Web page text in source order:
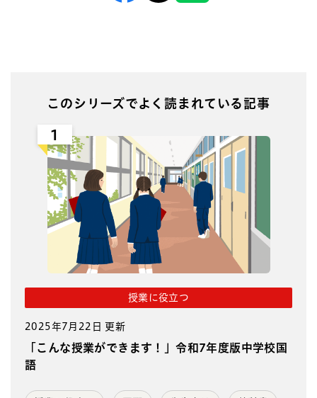
このシリーズでよく読まれている記事
1
授業に役立つ
2025年7月22日 更新
「こんな授業ができます！」令和7年度版中学校国
語